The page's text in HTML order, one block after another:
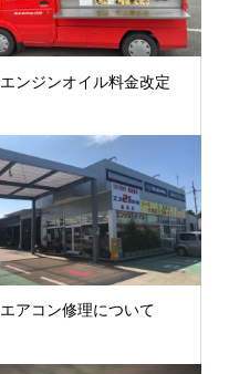
エンジンオイル料金改定
エアコン修理について